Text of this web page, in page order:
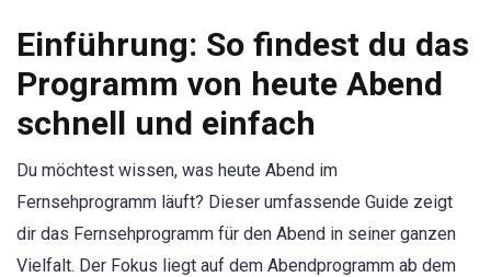
Einführung: So findest du das
Programm von heute Abend
schnell und einfach
Du möchtest wissen, was heute Abend im
Fernsehprogramm läuft? Dieser umfassende Guide zeigt
dir das Fernsehprogramm für den Abend in seiner ganzen
Vielfalt. Der Fokus liegt auf dem Abendprogramm ab dem